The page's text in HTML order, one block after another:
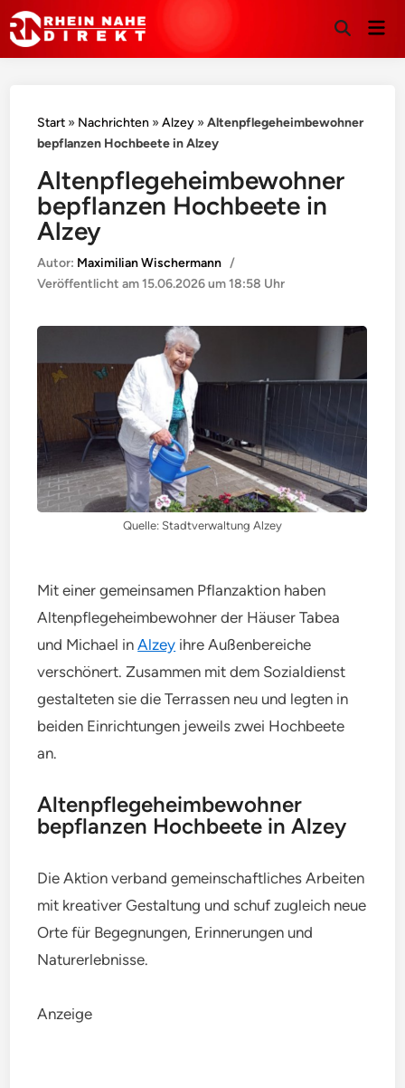
Suche
Start » Nachrichten »Alzey »Altenpflegeheimbewohner
bepflanzen Hochbeete in Alzey
Altenpflegeheimbewohner
bepflanzen Hochbeete in
Alzey
Autor: Maximilian Wischermann /
Veröffentlicht am15.06.2026 um 18:58 Uhr
Quelle: Stadtverwaltung Alzey
Mit einer gemeinsamen Pflanzaktion haben
Altenpflegeheimbewohner der Häuser Tabea
und Michael inAlzey ihre Außenbereiche
verschönert. Zusammen mit dem Sozialdienst
gestalteten sie die Terrassen neu und legten in
beiden Einrichtungen jeweils zwei Hochbeete
an.
Altenpflegeheimbewohner
bepflanzen Hochbeete in Alzey
Die Aktion verband gemeinschaftliches Arbeiten
mit kreativer Gestaltung und schuf zugleich neue
Orte für Begegnungen, Erinnerungen und
Naturerlebnisse.
Anzeige